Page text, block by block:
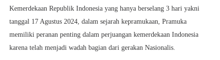
Kemerdekaan Republik Indonesia yang hanya berselang 3 hari yakni
tanggal 17 Agustus 2024, dalam sejarah kepramukaan, Pramuka
memiliki peranan penting dalam perjuangan kemerdekaan Indonesia
karena telah menjadi wadah bagian dari gerakan Nasionalis.